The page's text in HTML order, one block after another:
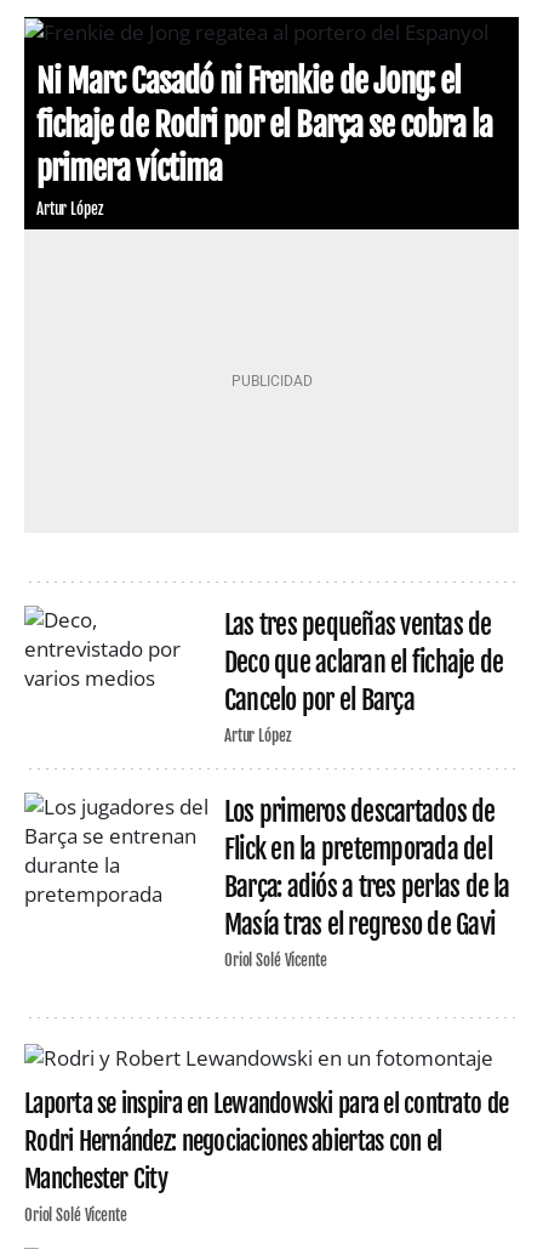
Ni Marc Casadó ni Frenkie de Jong: el
fichaje de Rodri por el Barça se cobra la
primera víctima
Artur López
Las tres pequeñas ventas de
Deco que aclaran el fichaje de
Cancelo por el Barça
Artur López
Los primeros descartados de
Flick en la pretemporada del
Barça: adiós a tres perlas de la
Masía tras el regreso de Gavi
Oriol Solé Vicente
Laporta se inspira en Lewandowski para el contrato de
Rodri Hernández: negociaciones abiertas con el
Manchester City
Oriol Solé Vicente